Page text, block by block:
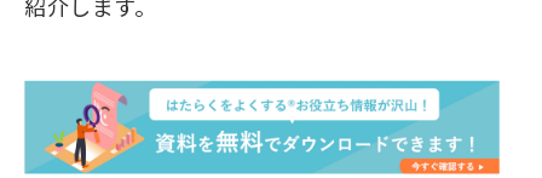
紹介します。